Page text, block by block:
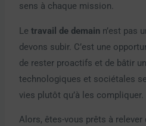
sens à chaque mission.
Letravail de demain n’est pas
devons subir. C’est une
de rester proactifs et de bâtir
technologiques et sociétales
vies plutôt qu’à les compliquer.
Alors, êtes-vous prêts à relever